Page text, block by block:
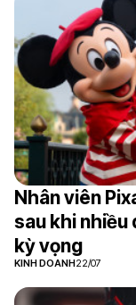
Nhân viên
sau khi nhiều
kỳ vọng
KINH DOANH22/07